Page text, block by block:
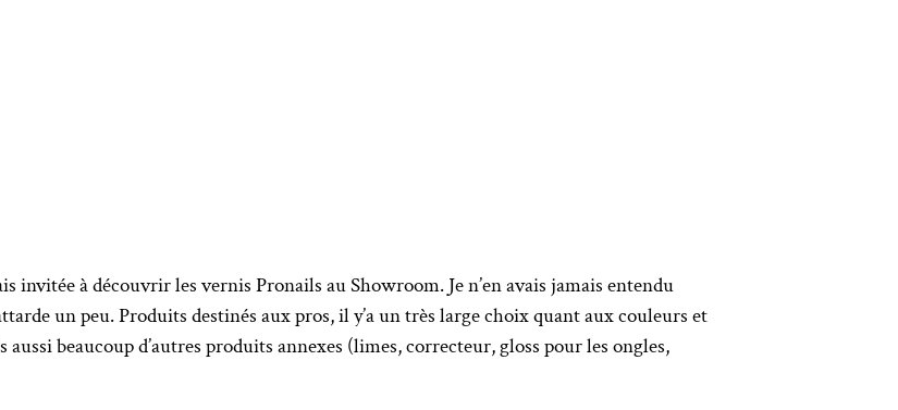
invitée à découvrir les vernis Pronails au Showroom. Je n’en avais jamais entendu
un peu. Produits destinés aux pros, il y’a un très large choix quant aux couleurs et
beaucoup d’autres produits annexes (limes, correcteur, gloss pour les ongles,